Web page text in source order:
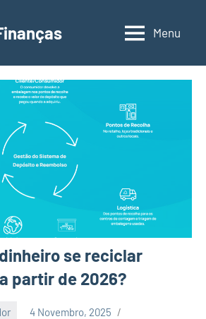
Menu
se reciclar
partir de 2026?
4 Novembro, 2025